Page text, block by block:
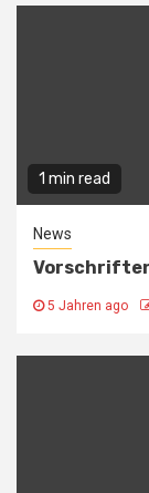
1 min read
News
5 Jahren ago